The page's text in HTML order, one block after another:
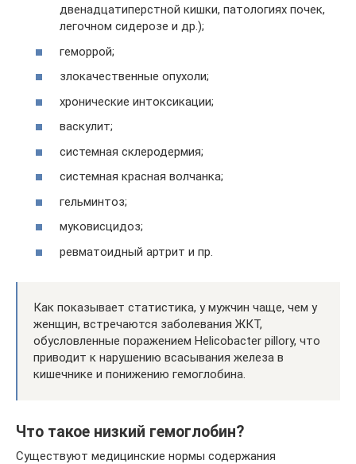
двенадцатиперстной кишки, патологиях почек,
легочном сидерозе и др.);
геморрой;
злокачественные опухоли;
хронические интоксикации;
васкулит;
системная склеродермия;
системная красная волчанка;
гельминтоз;
муковисцидоз;
ревматоидный артрит и пр.
Как показывает статистика, у мужчин чаще, чем у
женщин, встречаются заболевания ЖКТ,
обусловленные поражением Helicobacter pillory, что
приводит к нарушению всасывания железа в
кишечнике и понижению гемоглобина.
Что такое низкий гемоглобин?
Существуют медицинские нормы содержания